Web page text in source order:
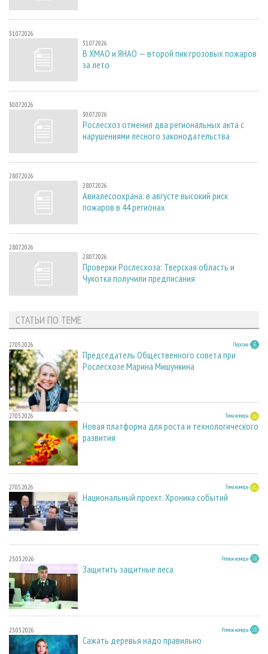
31.07.2026
31.07.2026
В ХМАО и ЯНАО — второй пик грозовых пожаров
за лето
30.07.2026
30.07.2026
Рослесхоз отменил два региональных акта с
нарушениями лесного законодательства
28.07.2026
28.07.2026
Авиалесоохрана: в августе высокий риск
пожаров в 44 регионах
28.07.2026
28.07.2026
Проверки Рослесхоза: Тверская область и
Чукотка получили предписания
СТАТЬИ ПО ТЕМЕ
27.05.2026 Персона
Председатель Общественного совета при
Рослесхозе Марина Мишункина
27.05.2026 Тема номера
Новая платформа для роста и технологического
развития
27.05.2026 Тема номера
Национальный проект. Хроника событий
23.03.2026 Регион номера
Защитить защитные леса
23.03.2026 Регион номера
Сажать деревья надо правильно